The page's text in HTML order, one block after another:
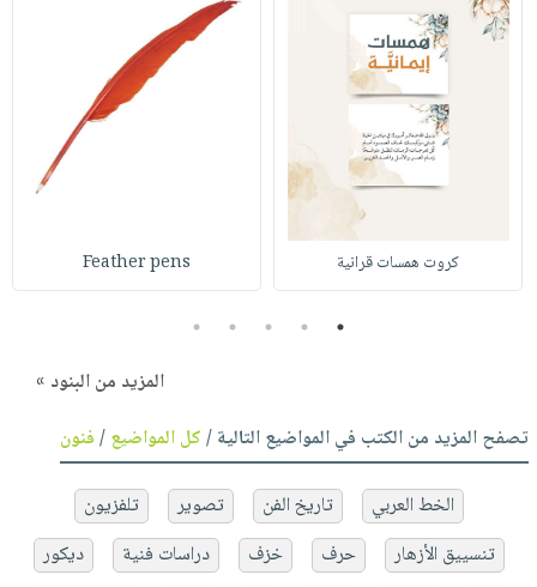
كروت همسات قرانية Feather pens
1
2
3
4
5
المزيد من البنود »
تصفح المزيد من الكتب في المواضيع التالية /كل المواضيع/فنون
الخط العربي تاريخ الفن تصوير
تلفزيون
تنسييق الأزهار
حرف خزف دراسات فنية
ديكور